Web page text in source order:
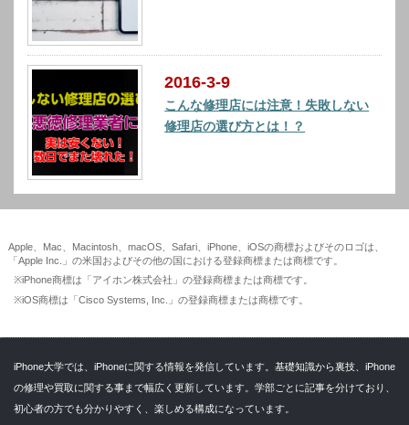
2016-3-9
こんな修理店には注意！失敗しない
修理店の選び方とは！？
Apple、Mac、Macintosh、macOS、Safari、iPhone、iOSの商標およびそのロゴは、
「Apple Inc.」の米国およびその他の国における登録商標または商標です。
※iPhone商標は「アイホン株式会社」の登録商標または商標です。
※iOS商標は「Cisco Systems, Inc.」の登録商標または商標です。
iPhone大学では、iPhoneに関する情報を発信しています。基礎知識から裏技、iPhone
の修理や買取に関する事まで幅広く更新しています。学部ごとに記事を分けており、
初心者の方でも分かりやすく、楽しめる構成になっています。